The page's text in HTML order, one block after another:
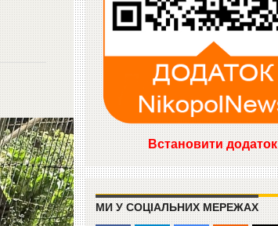
Встановити додаток
МИ У СОЦІАЛЬНИХ МЕРЕЖАХ